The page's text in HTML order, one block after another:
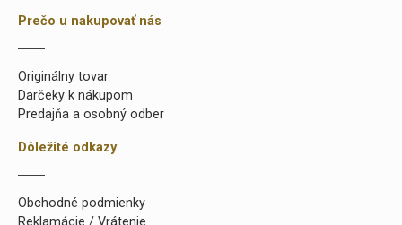
Prečo u nakupovať nás
Originálny tovar
Darčeky k nákupom
Predajňa a osobný odber
Dôležité odkazy
Obchodné podmienky
Reklamácie / Vrátenie